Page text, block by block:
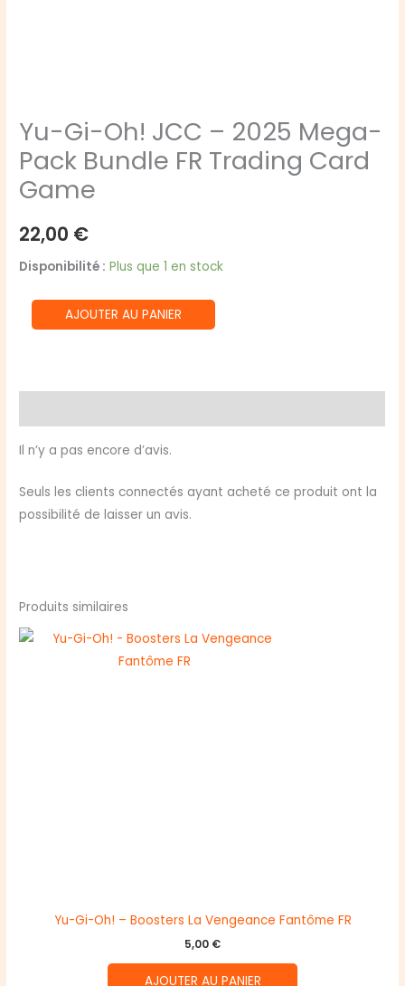
Yu-Gi-Oh! JCC – 2025 Mega-
Pack Bundle FR Trading Card
Game
22,00 €
Disponibilité : Plus que 1 en stock
quantité
de
JCC
-
Mega-
Pack
Card
Game
AJOUTER AU PANIER
Il n’y a pas encore d’avis.
Seuls les clients connectés ayant acheté ce produit ont la
possibilité de laisser un avis.
Produits similaires
Yu-Gi-Oh! – Boosters La Vengeance Fantôme FR
5,00 €
AJOUTER AU PANIER